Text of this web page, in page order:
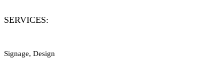
SERVICES:
Signage, Design